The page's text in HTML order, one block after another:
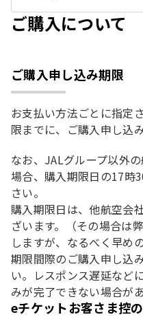
ご購入について
ご購入申し込み期限
お支払い方法ごとに指定
限までに、ご購入申し込
なお、JALグループ以外
場合、購入期限日の17時
さい。
購入期限日は、他航空会
ざいます。（その場合は
しますが、なるべく早め
期限間際のご購入申し込
い。レスポンス遅延など
みが完了できない場合があ
eチケットお客さま控